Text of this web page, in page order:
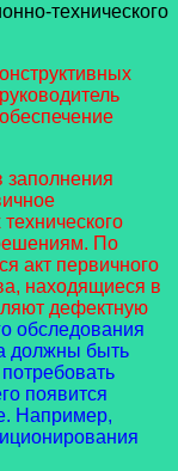
технического
заполнения
По
акт первичного
находящиеся в
дефектную
обследования
должны быть
появится
Например,